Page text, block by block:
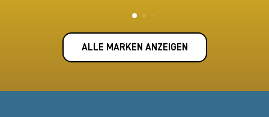
ALLE MARKEN ANZEIGEN